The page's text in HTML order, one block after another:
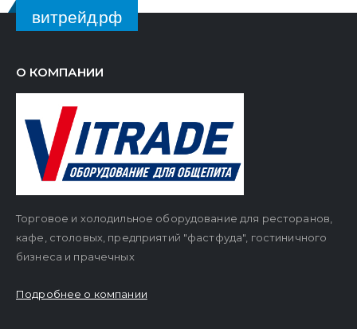
витрейд.рф
О КОМПАНИИ
Торговое и холодильное оборудование для ресторанов,
кафе, столовых, предприятий "фастфуда", гостиничного
бизнеса и прачечных
Подробнее о компании